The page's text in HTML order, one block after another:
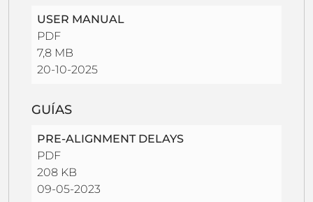
USER MANUAL
PDF
7,8 MB
20-10-2025
GUÍAS
PRE-ALIGNMENT DELAYS
PDF
208 KB
09-05-2023